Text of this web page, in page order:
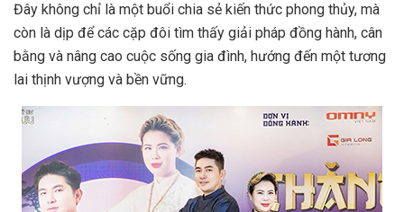
Đây không chỉ là một buổi chia sẻ kiến thức phong thủy, mà
còn là dịp để các cặp đôi tìm thấy giải pháp đồng hành, cân
bằng và nâng cao cuộc sống gia đình, hướng đến một tương
lai thịnh vượng và bền vững.